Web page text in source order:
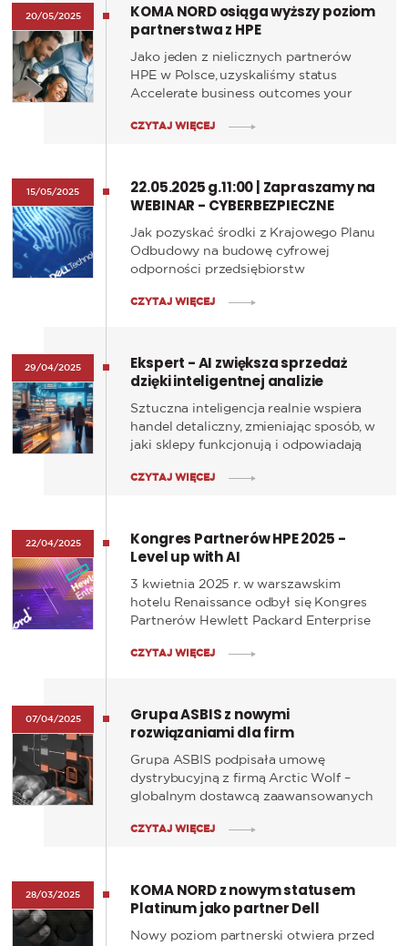
20/05/2025
KOMA NORD osiąga wyższy poziom
partnerstwa z HPE
Jako jeden z nielicznych partnerów
HPE w Polsce, uzyskaliśmy status
Accelerate business outcomes your
globalnego programu HPE Partner
CZYTAJ WIĘCEJ
15/05/2025
22.05.2025 g.11:00 | Zapraszamy na
WEBINAR - CYBERBEZPIECZNE
WODOCIĄGI
Jak pozyskać środki z Krajowego Planu
Odbudowy na budowę cyfrowej
odporności przedsiębiorstw
Odpowiedź na to i wiele innych pytań
Wodociągi”
CZYTAJ WIĘCEJ
29/04/2025
Ekspert - AI zwiększa sprzedaż
dzięki inteligentnej analizie
danych
Sztuczna inteligencja realnie wspiera
handel detaliczny, zmieniając sposób, w
jaki sklepy funkcjonują i odpowiadają
inteligentnej analizie danych, systemy
magazynowe i dostosowywać ceny
niemal w czasie rzeczywistym.
CZYTAJ WIĘCEJ
22/04/2025
Kongres Partnerów HPE 2025 -
Level up with AI
3 kwietnia 2025 r. w warszawskim
hotelu Renaissance odbył się Kongres
Partnerów Hewlett Packard Enterprise
branżowych, gromadzące partnerów i
podkreślało dynamiczny rozwój
technologii opartych na sztucznej
transformację cyfrową firm.
CZYTAJ WIĘCEJ
07/04/2025
Grupa ASBIS z nowymi
rozwiązaniami dla firm
Grupa ASBIS podpisała umowę
dystrybucyjną z firmą Arctic Wolf –
globalnym dostawcą zaawansowanych
Współpraca ta oznacza rozszerzenie
dostępne również na rynku polskim.
CZYTAJ WIĘCEJ
28/03/2025
KOMA NORD z nowym statusem
Platinum jako partner Dell
Technologies!
Nowy poziom partnerski otwiera przed